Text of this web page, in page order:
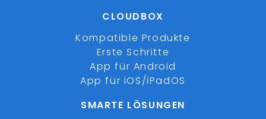
CLOUDBOX
Kompatible Produkte
Erste Schritte
App für Android
App für iOS/iPadOS
SMARTE LÖSUNGEN